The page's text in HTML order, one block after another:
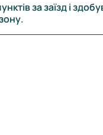
за заїзд і